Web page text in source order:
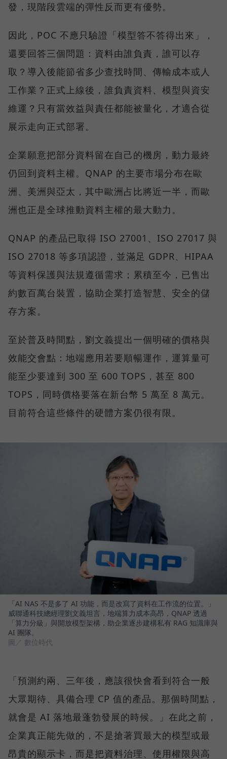
發，現階段雲端的彈性反而更有優勢。
因此，POC 不應只驗證「模型答不答得出來」，
還要回答三個問題：資料由誰負責，誰可以存
取？導入後能節省多少查找時間、傳輸成本或人
工作業？正式上線後，誰負責資料、模型與資安
維運？只有當效益與責任都能被量化，才適合從
展示走向正式部署。
企業願意把部分資料留在自己的機房，動力最終
仍回到資料主權。QNAP 的主要市場分布在歐
洲、美洲與亞太，其中歐洲占比將近一半，而歐
洲也正是全球推動資料主權的最大動力。
QNAP 的產品已取得 ISO 27001、ISO 27017 與
ISO 27018 等多項認證，並滿足 GDPR、HIPAA
等資料保護與法規遵循需求；累積至今，已售出
約數百萬台裝置，協助企業打造智慧、安全的儲
存方案。
至於普及時間點，劉文義提出一個明確的價格與
效能交會點：地端應用若要順暢運作，運算量可
能至少要達到 300 至 600 TOPS，甚至 800
TOPS，同時價格要落在新台幣 5 萬至 8 萬元。
目前符合這些條件的硬體方案仍很有限。
「AI NAS 不是多了 AI 功能，而是改寫了資料在工作流的位置。」
威聯通科技總經理劉文義坦言，地端算力成本高昂，QNAP 透過
「算力分級」與開放模型架構，助企業逐步建構私有 RAG 知識庫與
AI 團隊。
圖／ 數位時代
「預測約兩、三年後，應該很快會看到符合一般
大眾期待、具備合理 CP 值的產品。那個時間點，
就會是 AI 落地最蓬勃發展的時候。」在此之前，
企業真正能先做的，不是搶著買最大的模型或最
昂貴的顯示卡，而是把資料治理、使用權限與高